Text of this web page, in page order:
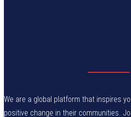
We are a global platform that inspires
positive change in their communities.